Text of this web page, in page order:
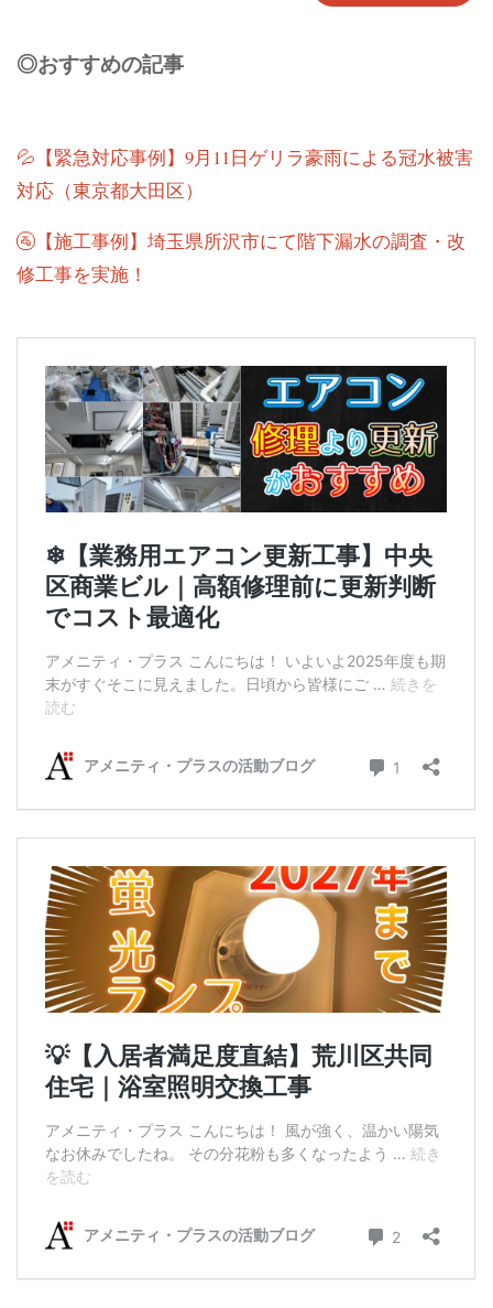
◎おすすめの記事
💦【緊急対応事例】9月11日ゲリラ豪雨による冠水被害
対応（東京都大田区）
🚰【施工事例】埼玉県所沢市にて階下漏水の調査・改
修工事を実施！